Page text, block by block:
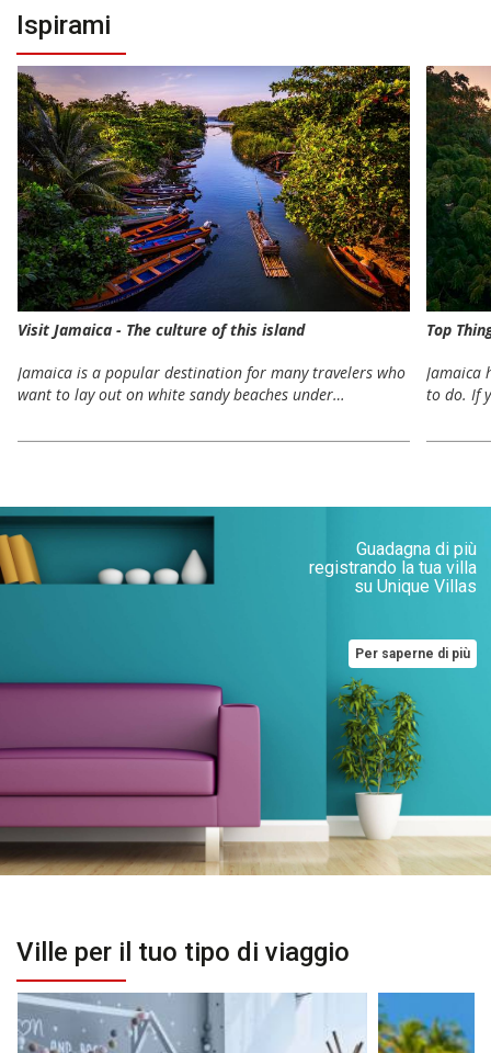
Ispirami
Visit Jamaica - The culture of this island
Jamaica is a popular destination for many travelers who
want to lay out on white sandy beaches under…
Top
Jamaica
to do. If
Guadagna di più
registrando la tua villa
su Unique Villas
Per saperne di più
Ville per il tuo tipo di viaggio